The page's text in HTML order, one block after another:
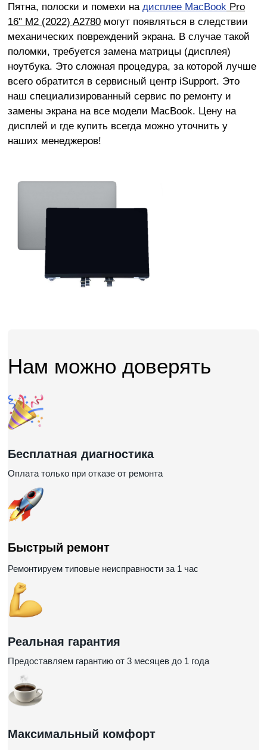
Пятна, полоски и помехи на дисплее MacBook Pro
16" M2 (2022) A2780 могут появляться в следствии
механических повреждений экрана. В случае такой
поломки, требуется замена матрицы (дисплея)
ноутбука. Это сложная процедура, за которой лучше
всего обратится в сервисный центр iSupport. Это
наш специализированный сервис по ремонту и
замены экрана на все модели MacBook. Цену на
дисплей и где купить всегда можно уточнить у
наших менеджеров!
Нам можно доверять
Бесплатная диагностика
Оплата только при отказе от ремонта
Быстрый ремонт
Ремонтируем типовые неисправности за 1 час
Реальная гарантия
Предоставляем гарантию от 3 месяцев до 1 года
Максимальный комфорт